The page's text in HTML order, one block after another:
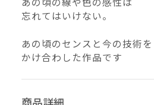
忘れてはいけない。
あの頃のセンスと今の技術を
かけ合わした作品です
商品詳細